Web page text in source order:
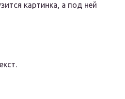
картинка, а под ней